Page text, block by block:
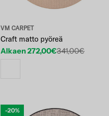
VM CARPET
Craft matto pyöreä
Etuhinta
Alkaen 272,00€
Normaalihinta 341,00€
-20%